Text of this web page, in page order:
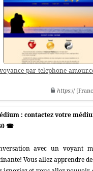
voyance-par-telephone-
https://
: contactez votre
☎
avec un voyant
Vous allez apprendre